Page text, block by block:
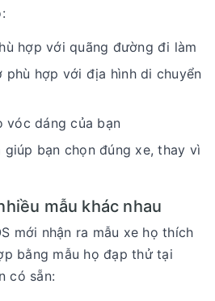
hợp với quãng đường đi làm
phù hợp với địa hình di chuyển
vóc dáng của bạn
giúp bạn chọn đúng xe, thay vì
mẫu khác nhau
mới nhận ra mẫu xe họ thích
bằng mẫu họ đạp thử tại
có sẵn: